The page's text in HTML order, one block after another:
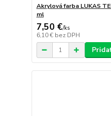
Akrylová farba LUKAS
ml
7,50 €/ks
6,10 € bez DPH